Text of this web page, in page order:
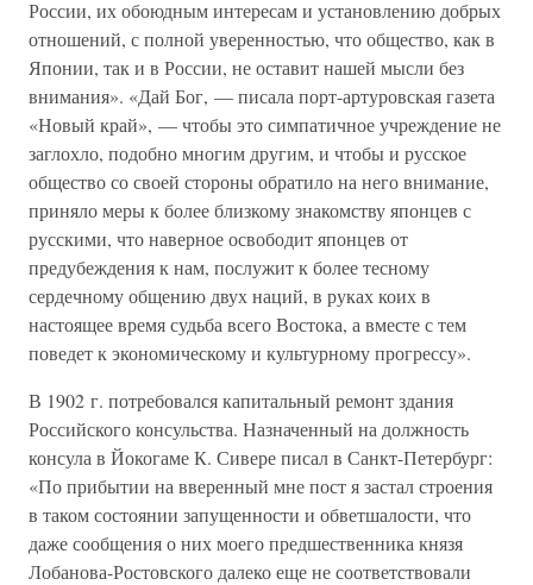
России, их обоюдным интересам и установлению добрых
отношений, с полной уверенностью, что общество, как в
Японии, так и в России, не оставит нашей мысли без
внимания». «Дай Бог, — писала порт-артуровская газета
«Новый край», — чтобы это симпатичное учреждение не
заглохло, подобно многим другим, и чтобы и русское
общество со своей стороны обратило на него внимание,
приняло меры к более близкому знакомству японцев с
русскими, что наверное освободит японцев от
предубеждения к нам, послужит к более тесному
сердечному общению двух наций, в руках коих в
настоящее время судьба всего Востока, а вместе с тем
поведет к экономическому и культурному прогрессу».
В 1902 г. потребовался капитальный ремонт здания
Российского консульства. Назначенный на должность
консула в Йокогаме К. Сивере писал в Санкт-Петербург:
«По прибытии на вверенный мне пост я застал строения
в таком состоянии запущенности и обветшалости, что
даже сообщения о них моего предшественника князя
Лобанова-Ростовского далеко еще не соответствовали